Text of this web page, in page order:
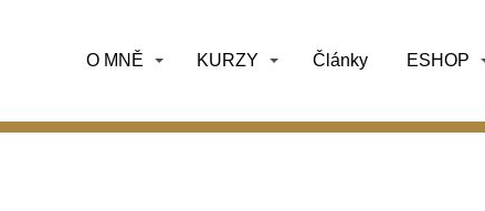
O MNĚ KURZY Články ESHOP